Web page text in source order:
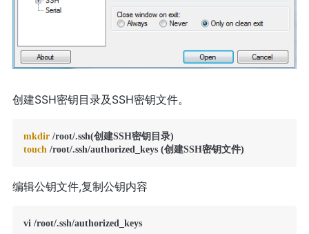
创建SSH密钥目录及SSH密钥文件。
mkdir
touch
编辑公钥文件,复制公钥内容
vi /root/.ssh/authorized_keys